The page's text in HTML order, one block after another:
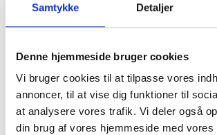
Samtykke Detaljer
Denne hjemmeside bruger cookies
Vi bruger cookies til at tilpasse vores
annoncer, til at vise dig funktioner til
at analysere vores trafik. Vi deler også
din brug af vores hjemmeside med vores
Valg af medlemmer til
repræsentanter til
Til almindelig orientering er frister for
tilsvarende forlænget for private lejemål
erhvervslejemål.